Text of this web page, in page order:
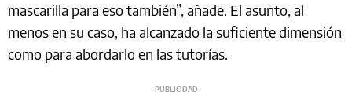
mascarilla para eso también”, añade. El asunto, al
menos en su caso, ha alcanzado la suficiente dimensión
como para abordarlo en las tutorías.